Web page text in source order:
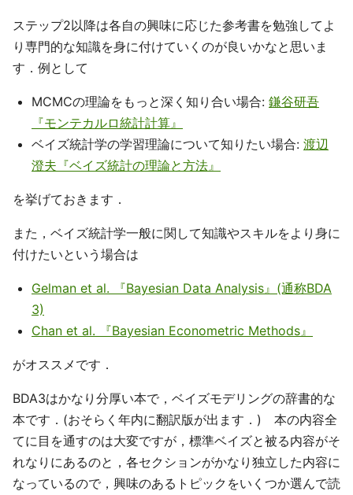
ステップ2以降は各自の興味に応じた参考書を勉強してよ
り専門的な知識を身に付けていくのが良いかなと思いま
す．例として
MCMCの理論をもっと深く知り合い場合: 鎌谷研吾
『モンテカルロ統計計算』
ベイズ統計学の学習理論について知りたい場合: 渡辺
澄夫『ベイズ統計の理論と方法』
を挙げておきます．
また，ベイズ統計学一般に関して知識やスキルをより身に
付けたいという場合は
Gelman et al. 『Bayesian Data Analysis』(通称BDA
3)
Chan et al. 『Bayesian Econometric Methods』
がオススメです．
BDA3はかなり分厚い本で，ベイズモデリングの辞書的な
本です．(おそらく年内に翻訳版が出ます．) 本の内容全
てに目を通すのは大変ですが，標準ベイズと被る内容がそ
れなりにあるのと，各セクションがかなり独立した内容に
なっているので，興味のあるトピックをいくつか選んで読